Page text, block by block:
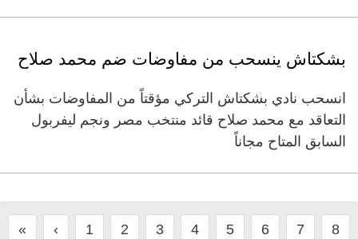
بشكتاش ينسحب من مفاوضات ضم محمد صلاح
انسحب نادي بشكتاش التركي مؤقتاً من المفاوضات بشأن
التعاقد مع محمد صلاح قائد منتخب مصر ونجم ليفربول
السابق المتاح مجاناً
« ‹ 1 2 3 4 5 6 7 8